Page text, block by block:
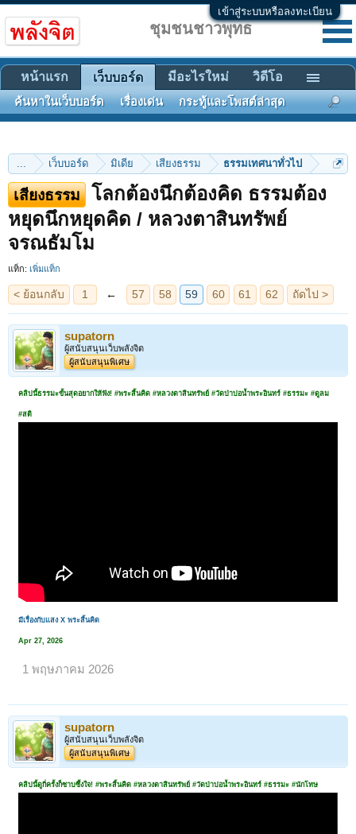
เข้าสู่ระบบหรือลงทะเบียน
... เว็บบอร์ด มิเดีย เสียงธรรม ธรรมเทศนาทั่วไป
เสียงธรรม
โลกต้องนึกต้องคิด ธรรมต้อง
หยุดนึกหยุดคิด / หลวงตาสินทรัพย์
จรณธัมโม
แท็ก: เพิ่มแท็ก
< ย้อนกลับ 1 ← 58 ถัดไป >
supatorn
ผู้สนับสนุนเว็บพลังจิต
ผู้สนับสนุนพิเศษ
คลิปนี้ธรรมะขั้นสุดอยากให้ฟัง! #พระสิ้นคิด #หลวงตาสินทรัพย์ #วัดป่าบ่อน้ำพระอินทร์ #ธรรมะ #ดูลม
#สติ
มีเรื่องกับแสง X พระสิ้นคิด
Apr 27, 2026
1 พฤษภาคม 2026
supatorn
ผู้สนับสนุนเว็บพลังจิต
ผู้สนับสนุนพิเศษ
คลิปนี้ดูกี่ครั้งก็ซาบซึ้งใจ! #พระสิ้นคิด #หลวงตาสินทรัพย์ #วัดป่าบ่อน้ำพระอินทร์ #ธรรมะ #นักโทษ
ชุมชนชาวพุทธ
หน้าแรก เว็บบอร์ด
ค้นหาในเว็บบอร์ด เรื่องเด่น กระทู้และโพสต์ล่าสุด
มีอะไรใหม่ วิดีโอ